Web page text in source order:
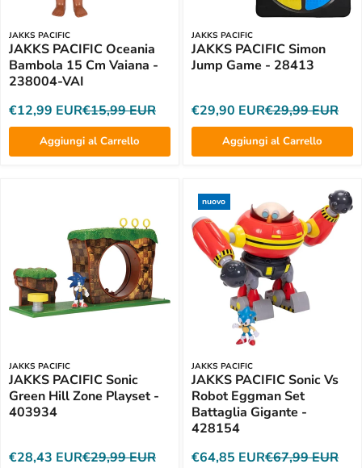
JAKKS PACIFIC
JAKKS PACIFIC Oceania
Bambola 15 Cm Vaiana -
238004-VAI
€12,99 EUR€15,99 EUR
Aggiungi al Carrello
JAKKS PACIFIC
JAKKS PACIFIC Simon
Jump Game - 28413
€29,90 EUR€29,99 EUR
Aggiungi al Carrello
JAKKS PACIFIC
JAKKS PACIFIC Sonic
Green Hill Zone Playset -
403934
€28,43 EUR€29,99 EUR
nuovo
JAKKS PACIFIC
JAKKS PACIFIC Sonic Vs
Robot Eggman Set
Battaglia Gigante -
428154
€64,85 EUR€67,99 EUR